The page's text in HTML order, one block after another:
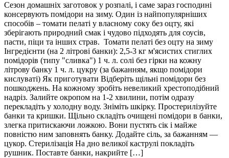
Сезон домашніх заготовок у розпалі, і саме зараз господині
консервують помідори на зиму. Один із найпопулярніших
способів – томати пелаті у власному соку без оцту, які
зберігають природний смак і чудово підходять для соусів,
пасти, піци та інших страв. Томати пелаті без оцту на зиму
Інгредієнти (на 2 літрові банки): 2,5-3 кг м'ясистих стиглих
помідорів (типу "сливка") 1 ч. л. солі без гірки на кожну
літрову банку 1 ч. л. цукру (за бажанням, якщо помідори
кислуваті) Як приготувати Відберіть щільні помідори без
пошкоджень. На кожному зробіть невеликий хрестоподібний
надріз. Залийте окропом на 1-2 хвилини, потім одразу
перекладіть у холодну воду. Зніміть шкірку. Простерилізуйте
банки та кришки. Щільно складіть очищені помідори в банки,
злегка притискаючи ложкою. Вони пустять сік і майже
повністю ним заповнять банку. Додайте сіль, за бажанням —
цукор. Стерилізація На дно великої каструлі покладіть
рушник. Поставте банки, накрийте […]